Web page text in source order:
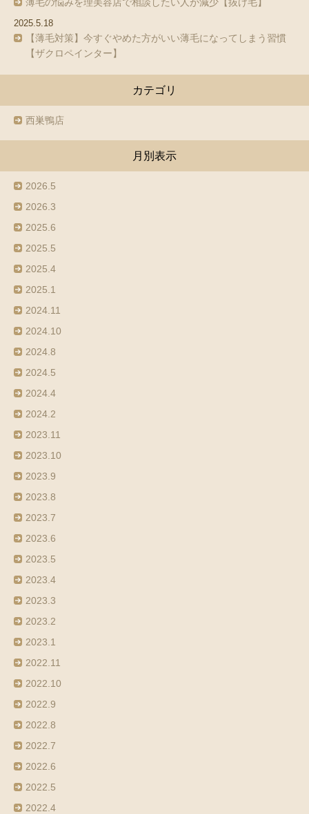
2025.5.18
【薄毛対策】今すぐやめた方がいい薄毛になってしまう習慣
【ザクロペインター】
カテゴリ
西巣鴨店
月別表示
2026.5
2026.3
2025.6
2025.5
2025.4
2025.1
2024.11
2024.10
2024.8
2024.5
2024.4
2024.2
2023.11
2023.10
2023.9
2023.8
2023.7
2023.6
2023.5
2023.4
2023.3
2023.2
2023.1
2022.11
2022.10
2022.9
2022.8
2022.7
2022.6
2022.5
2022.4